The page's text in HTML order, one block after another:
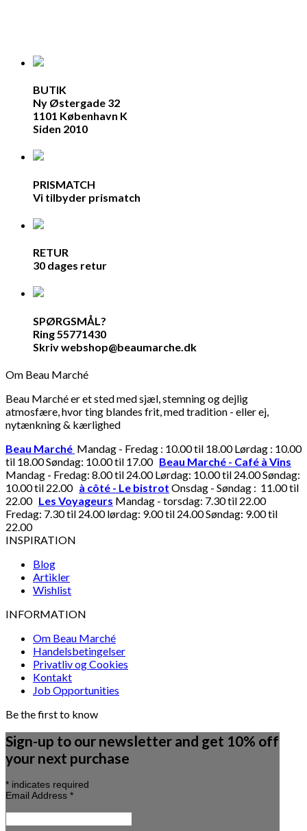
BUTIK
Ny Østergade 32
1101 København K
Siden 2010
PRISMATCH
Vi tilbyder prismatch
RETUR
30 dages retur
SPØRGSMÅL?
Ring 55771430
Skriv webshop@beaumarche.dk
Om Beau Marché
Beau Marché er et sted med sjæl, stemning og dejlig
atmosfære, hvor ting blandes frit, med tradition - eller ej,
nytænkning & kærlighed
Beau Marché Mandag - Fredag : 10.00 til 18.00 Lørdag : 10.00
til 18.00 Søndag: 10.00 til 17.00 Beau Marché - Café à Vins
Mandag - Fredag: 8.00 til 24.00 Lørdag: 10.00 til 24.00 Søndag:
10.00 til 22.00 à côté - Le bistrot Onsdag - Søndag : 11.00 til
22.00 Les Voyageurs Mandag - torsdag: 7.30 til 22.00
Fredag: 7.30 til 24.00 lørdag: 9.00 til 24.00 Søndag: 9.00 til
22.00
INSPIRATION
Blog
Artikler
Wishlist
INFORMATION
Om Beau Marché
Handelsbetingelser
Privatliv og Cookies
Kontakt
Job Opportunities
Be the first to know
Sign-up to our newsletter and get 10% off
your next purchase
* indicates required
Email Address *